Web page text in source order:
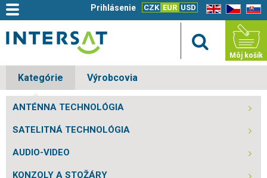
EN CZ SK
CZK EUR USD
Prihlásenie
Môj košík
Kategórie Výrobcovia
ANTÉNNA TECHNOLÓGIA
SATELITNÁ TECHNOLÓGIA
AUDIO-VIDEO
KONZOLY A STOŽÁRY